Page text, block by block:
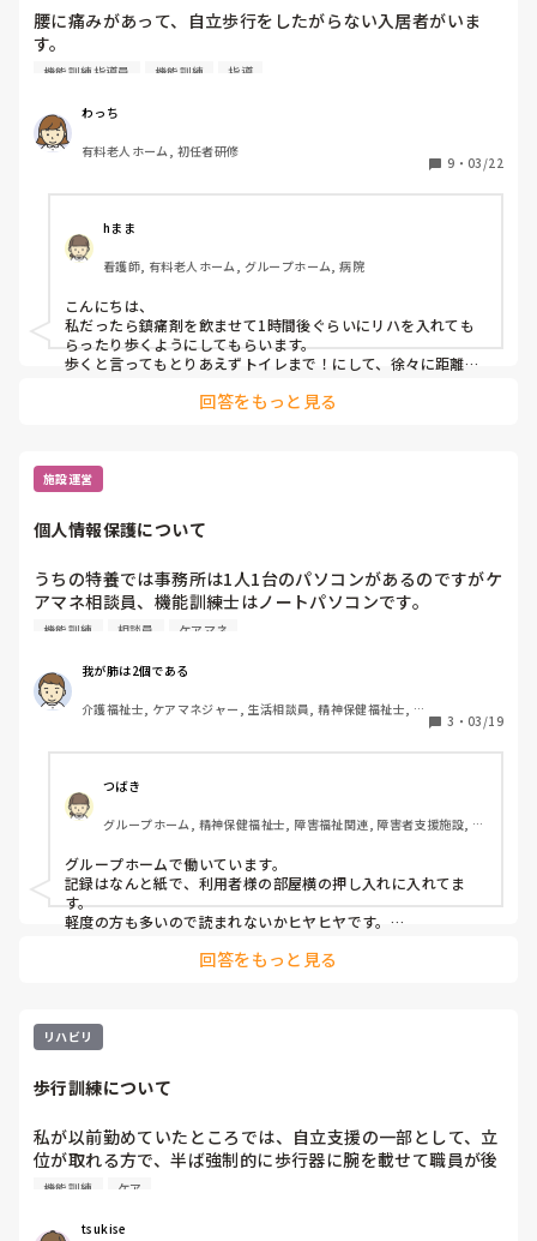
腰に痛みがあって、自立歩行をしたがらない入居者がいま
す。
看護師や機能訓練指導員などは、少しの痛みなら我慢して歩
示があり、本人は口では歩かないと歩けなくなっちゃうから
ねと言いながら車椅子を持ってきて！とも言います。
どういう対応が良いのでしょうか？また、本当に歩けないの
か、甘えて言ってみただけなのか、見分けるコツなどはあり
良ければ教えてください。
機能訓練指導員 機能訓練 指導
わっち
有料老人ホーム, 初任者研修
9 ・ 03/22
hまま
看護師, 有料老人ホーム, グループホーム, 病院
こんにちは、
私だったら鎮痛剤を飲ませて1時間後ぐらいにリハを入れても
らったり歩くようにしてもらいます。
歩くと言ってもとりあえずトイレまで！にして、徐々に距離を
甘えもあると思いますが、会話でうまく持ち上げて歩かせたら
回答をもっと見る
施設運営
個人情報保護について
うちの特養では事務所は1人1台のパソコンがあるのですがケ
アマネ相談員、機能訓練士はノートパソコンです。
その気になれば誰かがパソコンごと持ち出すこともできま
セキュリティ的に良くないなーって思ってるんですが、皆さ
んの事業所は鍵のかかるところにしまったりしてます？
機能訓練 相談員 ケアマネ
我が肺は2個である
介護福祉士, ケアマネジャー, 生活相談員, 精神保健福祉士, ユ
3 ・ 03/19
つばき
グループホーム, 精神保健福祉士, 障害福祉関連, 障害者支援施設, 社
グループホームで働いています。
記録はなんと紙で、利用者様の部屋横の押し入れに入れてま
す。
軽度の方も多いので読まれないかヒヤヒヤです。
ノートパソコン入れて鍵閉めて管理していました。
回答をもっと見る
リハビリ
歩行訓練について
私が以前勤めていたところでは、自立支援の一部として、立
位が取れる方で、半ば強制的に歩行器に腕を載せて職員が後
ろから膝を自分の膝で押しながら歩いてもらう機能訓練をし
これは正しい支援だったのでしょうか？
機能訓練 ケア
tsukise